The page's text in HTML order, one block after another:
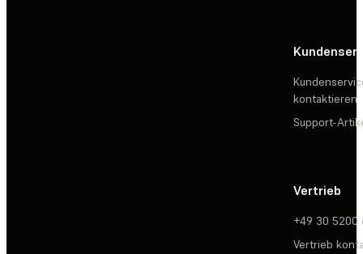
kontaktieren
Support-
Vertrieb
+49 30 5200
Vertrieb